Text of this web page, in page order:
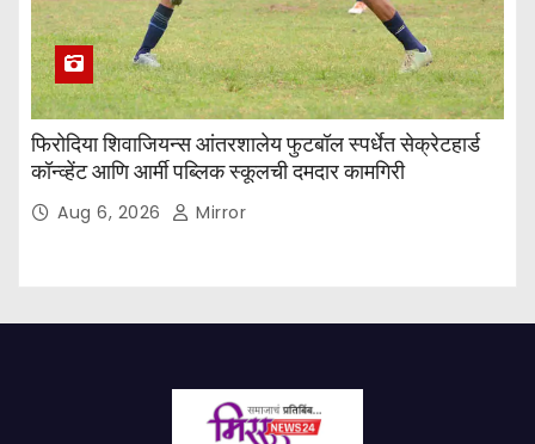
फिरोदिया शिवाजियन्स आंतरशालेय फुटबॉल स्पर्धेत सेक्रेटहार्ड
कॉन्व्हेंट आणि आर्मी पब्लिक स्कूलची दमदार कामगिरी
Aug 6, 2026 Mirror